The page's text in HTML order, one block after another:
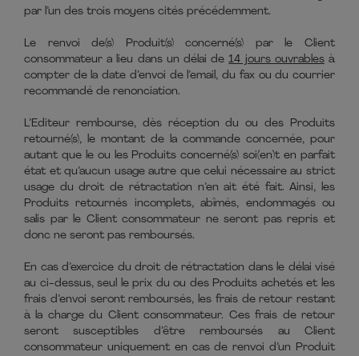
par l’un des trois moyens cités précédemment.
Le renvoi de(s) Produit(s) concerné(s) par le Client
consommateur a lieu dans un délai de14 jours ouvrablesà
compter de la date d’envoi de l’email, du fax ou du courrier
recommandé de renonciation.
L’Editeur rembourse, dès réception du ou des Produits
retourné(s), le montant de la commande concernée, pour
autant que le ou les Produits concerné(s) soi(en)t en parfait
état et qu’aucun usage autre que celui nécessaire au strict
usage du droit de rétractation n’en ait été fait. Ainsi, les
Produits retournés incomplets, abîmés, endommagés ou
salis par le Client consommateur ne seront pas repris et
donc ne seront pas remboursés.
En cas d’exercice du droit de rétractation dans le délai visé
au ci-dessus, seul le prix du ou des Produits achetés et les
frais d’envoi seront remboursés, les frais de retour restant
à la charge du Client consommateur. Ces frais de retour
seront susceptibles d’être remboursés au Client
consommateur uniquement en cas de renvoi d’un Produit